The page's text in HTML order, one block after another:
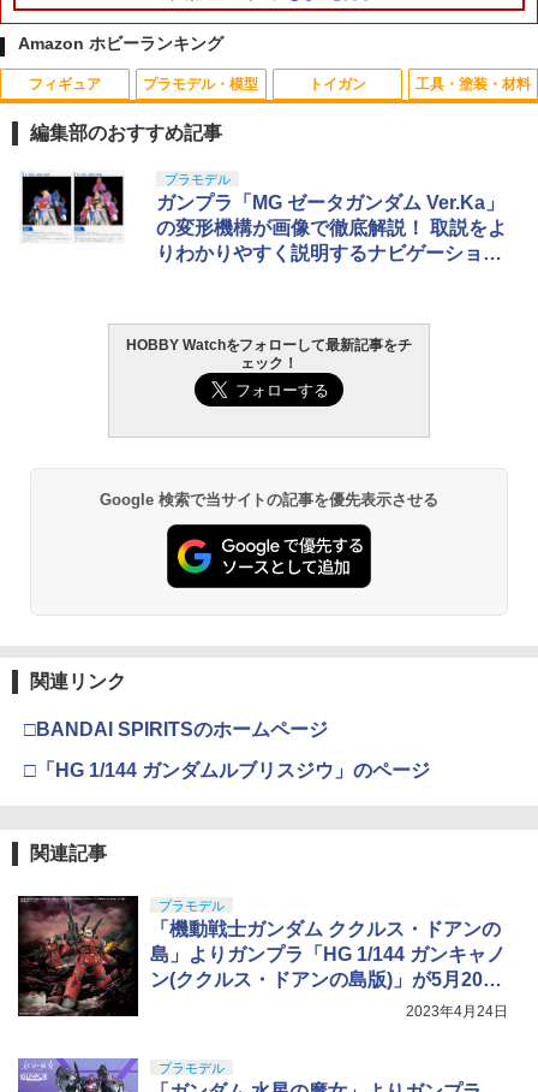
1
SOAP STUDIO ソープスタジオ トイスト
ーリー5 一緒に遊ぼう クリッカー ブライ
ンドボックス ディズニー ピクサー グッ
￥1,100
ガハウス]《発売済・在庫品》
￥3,550
3
DAISUKE KONDO art collection masc
ョン マスコットフィギュア3 フルコンプ
リート ガチャ カプセルトイ
￥3,680
￥3,850
1
SHS POM 6ホール ベアリングピストン
ヘッド AEG◆各社電動ガン ノーマルボ
ア ジュラコン 自己潤滑性◎ シリンダー
￥580
KSC/G&P/WA M4A1/M16など ドレスア
ップ
￥1,080
うパケット対応商品】CYMA フリップア
ップ リアサイト
￥1,361
ブロッカー 純正互換 リペア 予備 強化 ガ
ンモ
￥1,440
￥1,480
1
リポ ガード LIPO リチウム 防爆バッグ
保護バッグ リチウムポリマーバッテリー
バッテリーバッグ セーフティバッグ 収
ン 防炎 難燃性 耐火 保管 安全
￥550
(オレンジ・イエロー) 95710 ミニ四駆パ
ーツ【予約】
￥594
き)
￥1,020
￥1,380
Amazon ホビーランキング
フィギュア
TAMASHII NATIONS S.H.フィギュアー
ツ（真骨彫製法） 仮面ライダーBLACK
RX 約150mm PVC&ABS&布製 塗装済み
可動フィギュア
タカラトミー(TAKARA TOMY) T-SPAR
K トランスフォーマー ニューレジェンズ
TAMASHII NATIONS S.H.フィギュアー
ツ ONE PIECE シャンクス -マリンフォ
ード頂上決戦- 約165mm PVC&ABS&布
4
52TOYS BLINDBOX ディズニー プリン
セス On the Run シリーズ ブラインドボ
ックス フィギュア ガチャガチャ コレク
5
【POP MART 公式ストア】THE MONS
TERS Big into Energy シリーズ ぬいぐ
るみペンダント 【1ピース】 エナジーラ
ブブ labubu ラブブ らぶぶ ポップマー
し活 ポプマ 正規品
プラモデル・模型
BANDAI SPIRITS(バンダイ スピリッツ)
HG 機動新世紀ガンダムX ガンダムレオ
パルド 1/144スケール 色分け済みプラモ
デル
BANDAI SPIRITS(バンダイ スピリッツ)
機動警察パトレイバー EZY RG 1/48 AV-
みプラモデル
BANDAI SPIRITS(バンダイ スピリッツ)
30MS SIS-J00 メルンジャ[カラーA] 色
4
マックスファクトリー PLAMATEA MX
ちゃん 組み立て式プラモデル ノンスケ
ール 全高約160mm
5
HG 機動戦士ガンダム00 グラハム専用ユ
ニオンフラッグカスタム 1/144スケール
色分け済みプラモデル
￥1,800
トイガン
東京マルイ(TOKYO MARUI) No.25 コル
ト ガバメント HG 18歳以上エアーHOP
ハンドガン
￥3,384
東京マルイ (TOKYO MARUI) ガスブロー
バックマシンガン No.14 20式 5.56mm
小銃 18歳以上 ガスブローバック
￥220,000
東京マルイ(TOKYO MARUI) No.21 H&K
USP HG 18歳以上エアーHOPハンドガン
￥3,409
4
￥2,666
5
￥3,815
工具・塗装・材料
LOCTITE(ロックタイト) シールはがし
プレミアム 220ml
￥962
GSIクレオス Mr.トップコート 水性プレ
ミアムトップコートスプレー 光沢 88ml
ホビー用仕上材 B601
￥748
タミヤ クラフトツールシリーズ No.123
先細薄刃ニッパー (ゲートカット用) プラ
モデル用工具 74123
￥2,600
5
体彫刻 耐久 繰返し ハンドメイドネイル
(Bタイプ)
￥499
編集部のおすすめ記事
プラモデル
ガンプラ「MG ゼータガンダム Ver.Ka」
の変形機構が画像で徹底解説！ 取説をよ
りわかりやすく説明するナビゲーション
HOBBY Watchをフォローして最新記事をチ
ェック！
Google 検索で当サイトの記事を優先表示させる
関連リンク
□BANDAI SPIRITSのホームページ
□「HG 1/144 ガンダムルブリスジウ」のページ
関連記事
プラモデル
「機動戦士ガンダム ククルス・ドアンの
島」よりガンプラ「HG 1/144 ガンキャノ
ン(ククルス・ドアンの島版)」が5月20日
2023年4月24日
プラモデル